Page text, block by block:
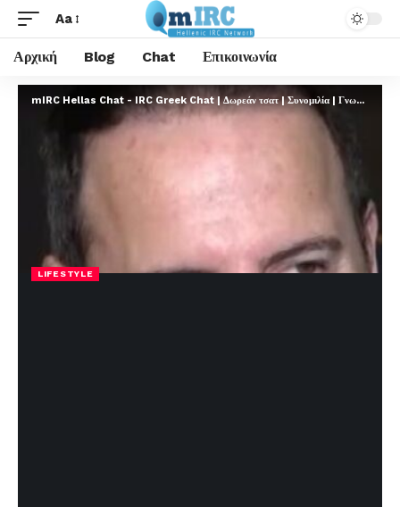
Aa
Αρχική Blog Chat Επικοινωνία
mIRC Hellas Chat - IRC Greek Chat | Δωρεάν τσατ | Συνομιλία | Γνωριμίες | FREE
LIFESTYLE